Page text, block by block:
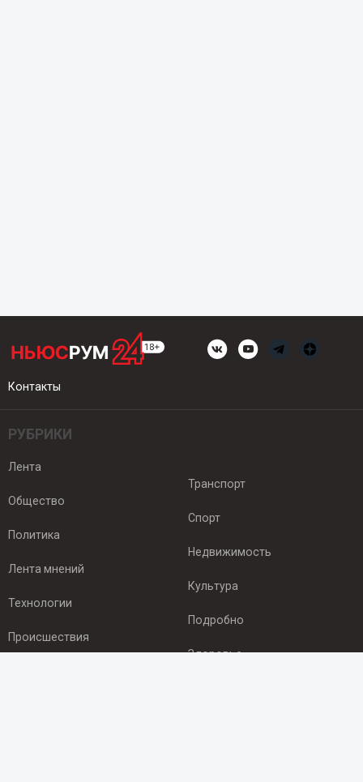
Контакты
РУБРИКИ
Лента
Общество
Политика
Лента мнений
Технологии
Происшествия
Транспорт
Спорт
Недвижимость
Культура
Подробно
Здоровье